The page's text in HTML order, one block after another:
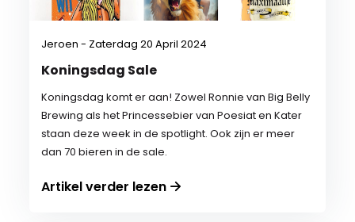
Jeroen - Zaterdag 20 April 2024
Koningsdag Sale
Koningsdag komt er aan! Zowel Ronnie van Big Belly
Brewing als het Princessebier van Poesiat en Kater
staan deze week in de spotlight. Ook zijn er meer
dan 70 bieren in de sale.
Artikel verder lezen